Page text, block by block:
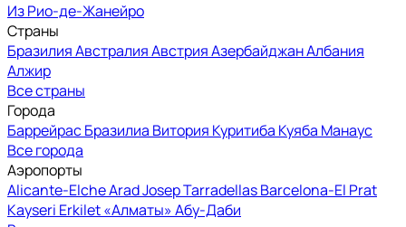
Из Рио-де-Жанейро
Страны
БразилияАвстралияАвстрияАзербайджанАлбания
Алжир
Все страны
Города
БаррейрасБразилиа Витория Куритиба Куяба Манаус
Все города
Аэропорты
Alicante-ElcheAradJosep Tarradellas Barcelona-El Prat
Kayseri Erkilet«Алматы»Абу-Даби